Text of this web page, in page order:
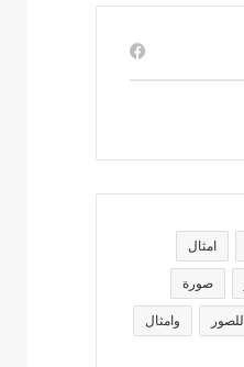
امثال
صورة
للصور وامثال